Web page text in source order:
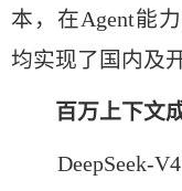
本，在Agent能
均实现了国内及
百万上下文
DeepSeek-V4